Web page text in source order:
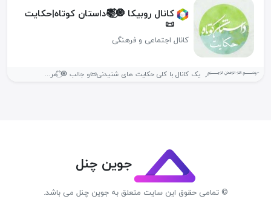
کانال روبیکا 🧿⃝⃡📚داستان کوتاه|حکایت
📜
کانال اجتماعی و فرهنگی
◜﷽◞ ‌ یک کانال با کلی حکایت های شنیدنی📜و جالب 🧿⃝⃡ هر...
جوین چنل
© تمامی حقوق این سایت متعلق به جوین چنل می باشد.